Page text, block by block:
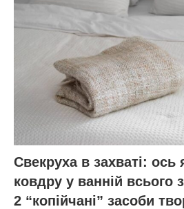
Свекруха в захваті: ось
ковдру у ванній всього
2 “копійчані” засоби